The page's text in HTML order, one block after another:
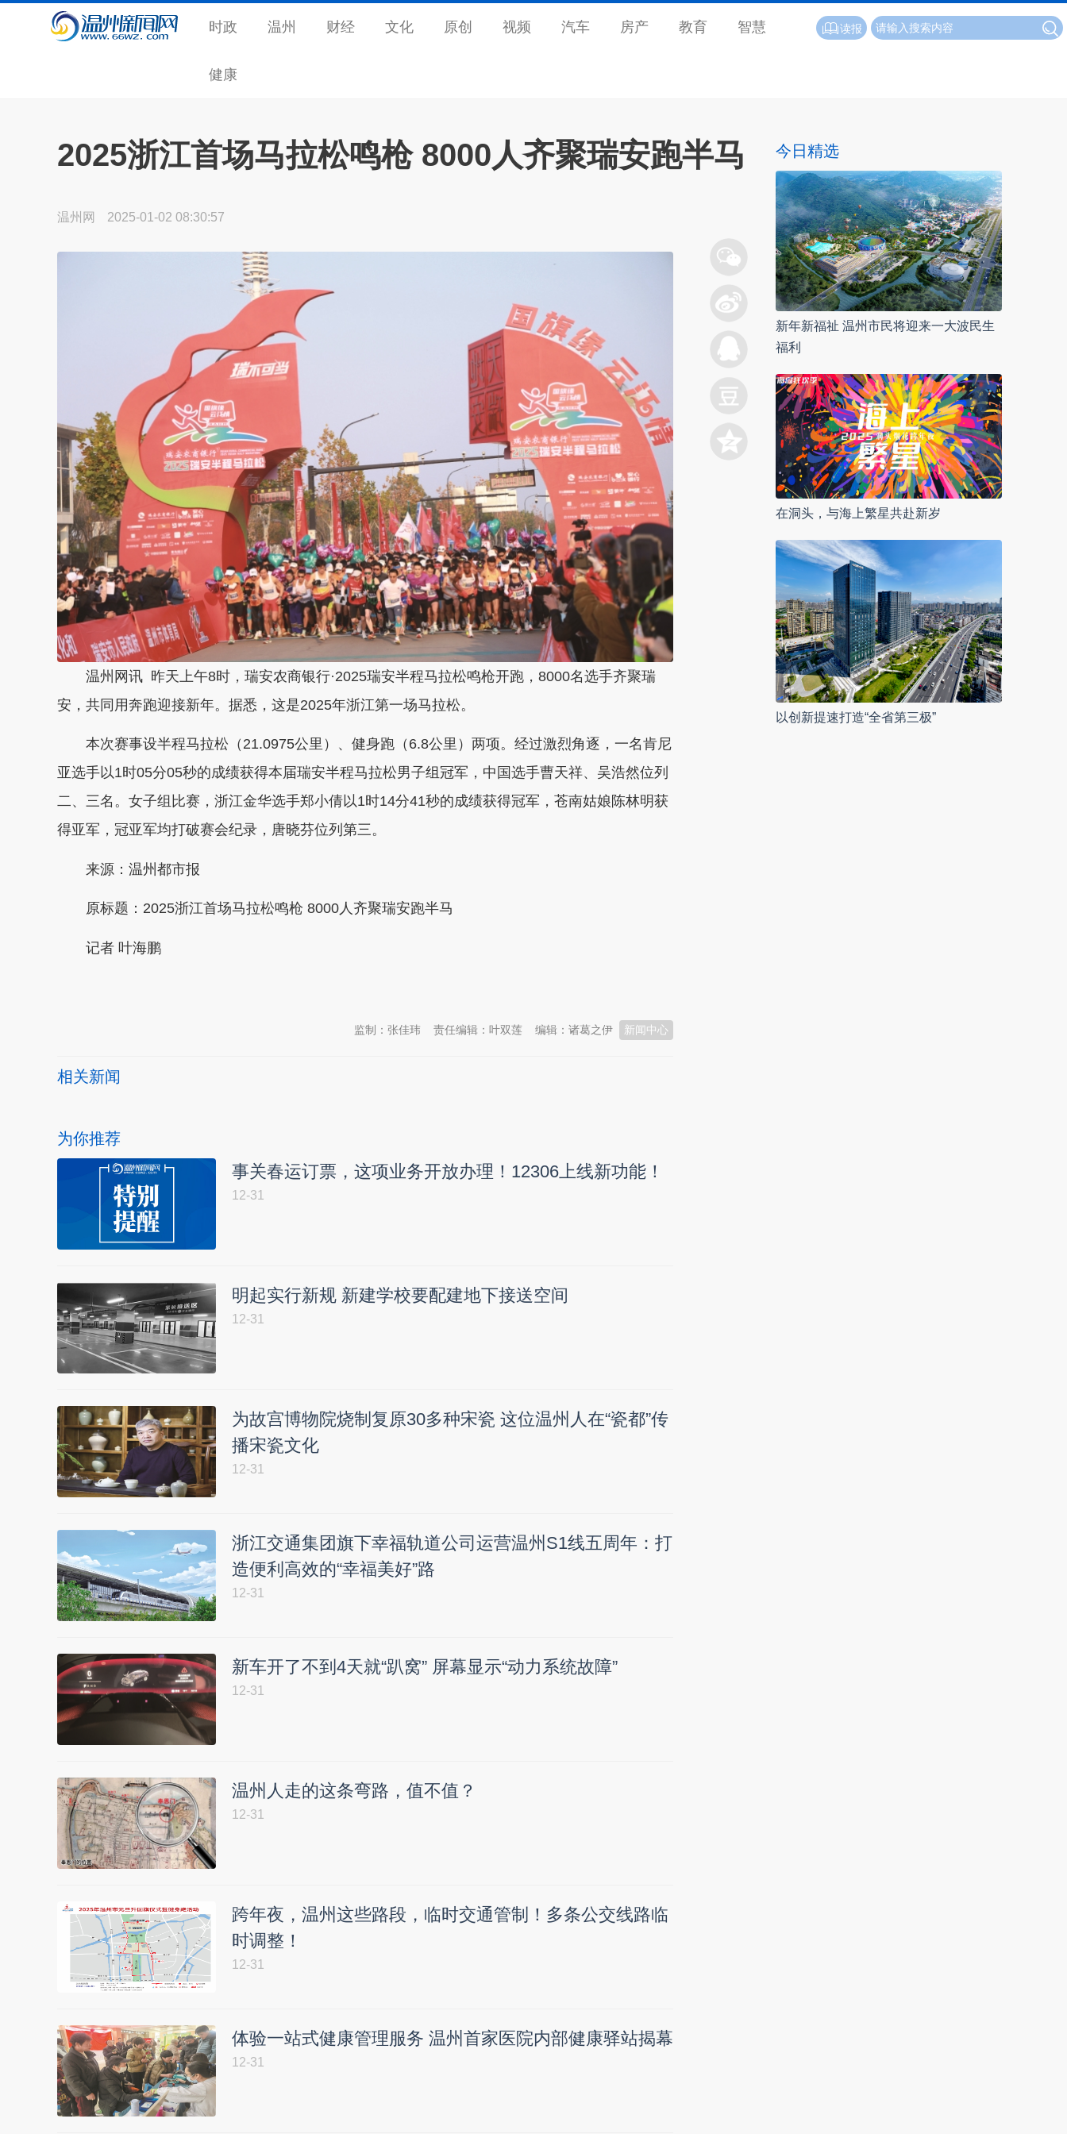
时政 温州 财经 文化 原创 视频 汽车 房产 教育 智慧
健康
读报
2025浙江首场马拉松鸣枪 8000人齐聚瑞安跑半马
温州网 2025-01-02 08:30:57
温州网讯 昨天上午8时，瑞安农商银行·2025瑞安半程马拉松鸣枪开跑，8000名选手齐聚瑞
安，共同用奔跑迎接新年。据悉，这是2025年浙江第一场马拉松。
本次赛事设半程马拉松（21.0975公里）、健身跑（6.8公里）两项。经过激烈角逐，一名肯尼
亚选手以1时05分05秒的成绩获得本届瑞安半程马拉松男子组冠军，中国选手曹天祥、吴浩然位列
二、三名。女子组比赛，浙江金华选手郑小倩以1时14分41秒的成绩获得冠军，苍南姑娘陈林明获
得亚军，冠亚军均打破赛会纪录，唐晓芬位列第三。
来源：温州都市报
原标题：2025浙江首场马拉松鸣枪 8000人齐聚瑞安跑半马
记者 叶海鹏
新闻中心
编辑：诸葛之伊
责任编辑：叶双莲
监制：张佳玮
相关新闻
为你推荐
事关春运订票，这项业务开放办理！12306上线新功能！
12-31
明起实行新规 新建学校要配建地下接送空间
12-31
为故宫博物院烧制复原30多种宋瓷 这位温州人在“瓷都”传
播宋瓷文化
12-31
浙江交通集团旗下幸福轨道公司运营温州S1线五周年：打
造便利高效的“幸福美好”路
12-31
新车开了不到4天就“趴窝” 屏幕显示“动力系统故障”
12-31
温州人走的这条弯路，值不值？
12-31
跨年夜，温州这些路段，临时交通管制！多条公交线路临
时调整！
12-31
体验一站式健康管理服务 温州首家医院内部健康驿站揭幕
12-31
今日精选
新年新福祉 温州市民将迎来一大波民生
福利
在洞头，与海上繁星共赴新岁
以创新提速打造“全省第三极”